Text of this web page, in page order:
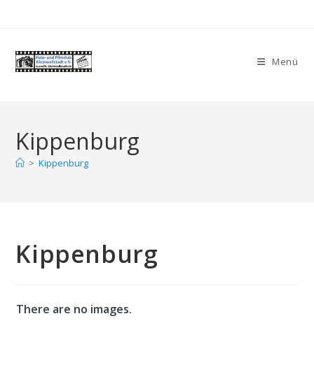
Menü
Kippenburg
> Kippenburg
Kippenburg
There are no images.